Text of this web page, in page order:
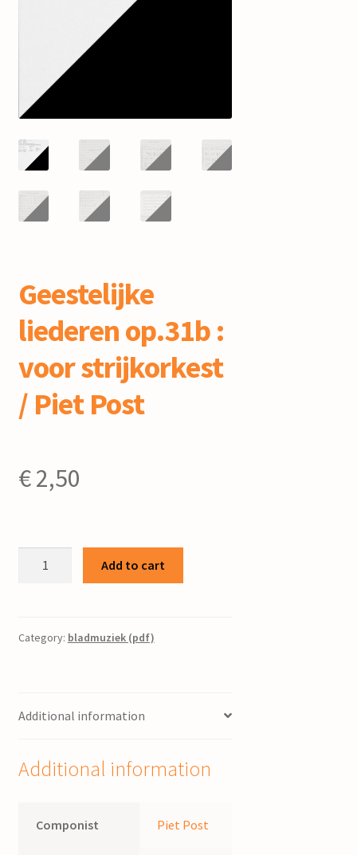
Geestelijke
liederen op.31b :
voor strijkorkest
/ Piet Post
€2,50
voor
Post
Add to cart
Category: bladmuziek (pdf)
Additional information
Additional information
Componist Piet Post